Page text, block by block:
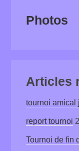
Photos
Articles
tournoi amical
report tournoi
Tournoi de fin